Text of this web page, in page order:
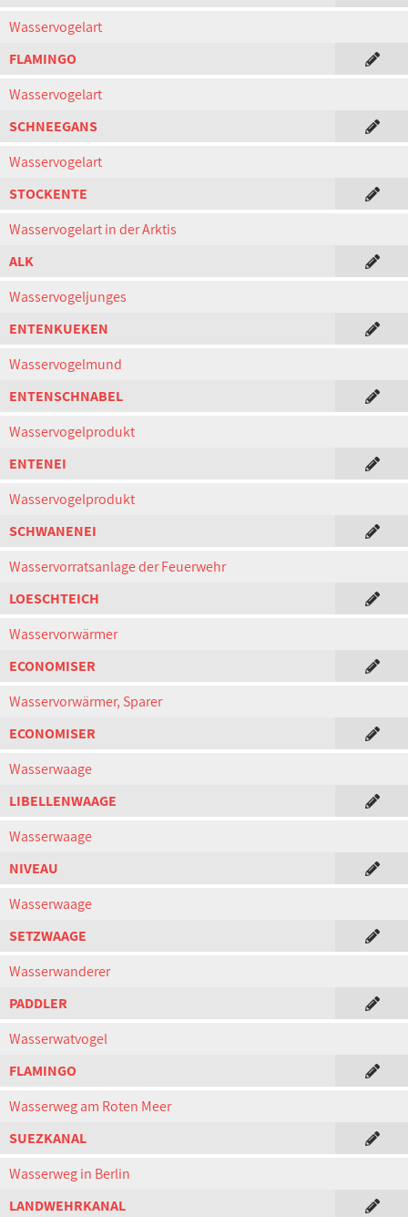
Wasservogelart
FLAMINGO
Wasservogelart
SCHNEEGANS
Wasservogelart
STOCKENTE
Wasservogelart in der Arktis
ALK
Wasservogeljunges
ENTENKUEKEN
Wasservogelmund
ENTENSCHNABEL
Wasservogelprodukt
ENTENEI
Wasservogelprodukt
SCHWANENEI
Wasservorratsanlage der Feuerwehr
LOESCHTEICH
Wasservorwärmer
ECONOMISER
Wasservorwärmer, Sparer
ECONOMISER
Wasserwaage
LIBELLENWAAGE
Wasserwaage
NIVEAU
Wasserwaage
SETZWAAGE
Wasserwanderer
PADDLER
Wasserwatvogel
FLAMINGO
Wasserweg am Roten Meer
SUEZKANAL
Wasserweg in Berlin
LANDWEHRKANAL